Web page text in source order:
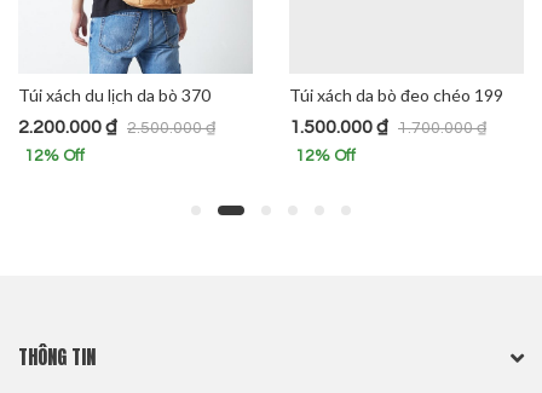
Túi xách du lịch da bò 370
2.500.000₫
2.200.000₫
12% Off
Túi xách da bò đeo chéo 199
1.700.000₫
1.500.000₫
12% Off
THÔNG TIN